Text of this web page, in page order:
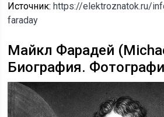
Источник: https://elektroznatok.ru/
faraday
Майкл Фарадей
Биография.